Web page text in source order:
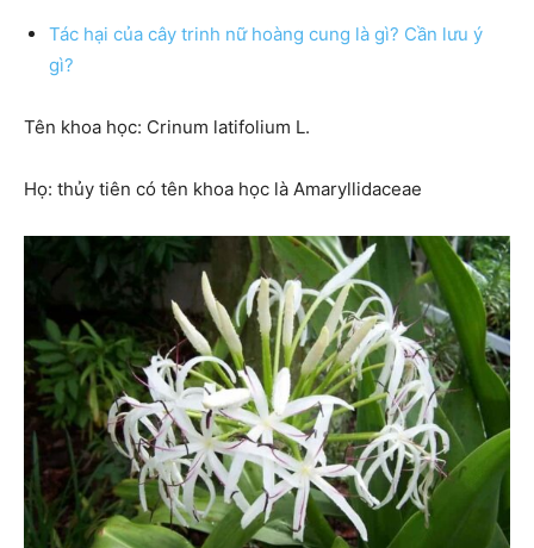
Tác hại của cây trinh nữ hoàng cung là gì? Cần lưu ý
gì?
Tên khoa học: Crinum latifolium L.
Họ: thủy tiên có tên khoa học là Amaryllidaceae